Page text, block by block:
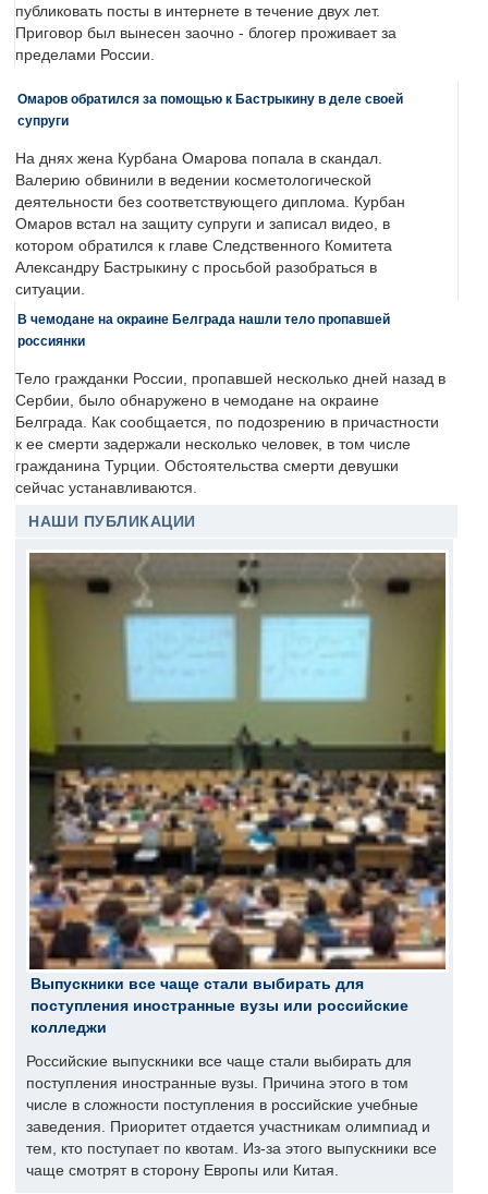
публиковать посты в интернете в течение двух лет.
Приговор был вынесен заочно - блогер проживает за
пределами России.
Омаров обратился за помощью к Бастрыкину в деле своей
супруги
На днях жена Курбана Омарова попала в скандал.
Валерию обвинили в ведении косметологической
деятельности без соответствующего диплома. Курбан
Омаров встал на защиту супруги и записал видео, в
котором обратился к главе Следственного Комитета
Александру Бастрыкину с просьбой разобраться в
ситуации.
В чемодане на окраине Белграда нашли тело пропавшей
россиянки
Тело гражданки России, пропавшей несколько дней назад в
Сербии, было обнаружено в чемодане на окраине
Белграда. Как сообщается, по подозрению в причастности
к ее смерти задержали несколько человек, в том числе
гражданина Турции. Обстоятельства смерти девушки
сейчас устанавливаются.
НАШИ ПУБЛИКАЦИИ
Выпускники все чаще стали выбирать для
поступления иностранные вузы или российские
колледжи
Российские выпускники все чаще стали выбирать для
поступления иностранные вузы. Причина этого в том
числе в сложности поступления в российские учебные
заведения. Приоритет отдается участникам олимпиад и
тем, кто поступает по квотам. Из-за этого выпускники все
чаще смотрят в сторону Европы или Китая.